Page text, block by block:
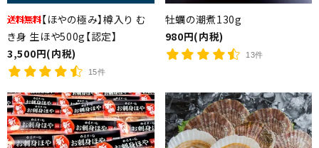
【ほやの極み】樽入り む
き身 生ほや500g【認定】
3,500円(内税)
15件
牡蠣の潮煮130g
980円(内税)
13件